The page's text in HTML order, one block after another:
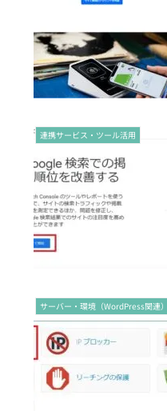
連携サービス・ツール活用
サーバー・環境（WordPress関連）